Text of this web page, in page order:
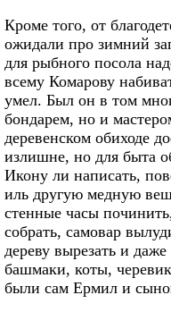
Кроме того, от
ожидали про зимний
для рыбного посола
всему Комарову
умел. Был он в том
бондарем, но и
деревенском обиходе
излишне, но для быта
Икону ли написать,
иль другую медную
стенные часы
собрать, самовар
дереву вырезать и
башмаки, коты,
были сам Ермил и